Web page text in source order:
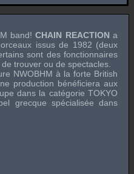
band!CHAIN REACTION a
issus de 1982 (deux
sont des fonctionnaires
trouver ou de spectacles.
NWOBHM à la forte British
production bénéficiera aux
dans la catégorie TOKYO
grecque spécialisée dans